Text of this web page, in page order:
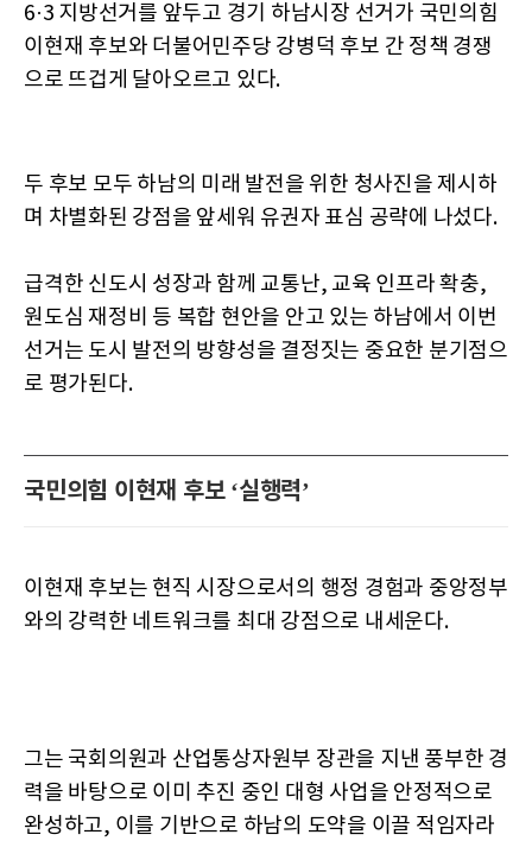
6·3 지방선거를 앞두고 경기 하남시장 선거가 국민의힘
이현재 후보와 더불어민주당 강병덕 후보 간 정책 경쟁
으로 뜨겁게 달아오르고 있다.
두 후보 모두 하남의 미래 발전을 위한 청사진을 제시하
며 차별화된 강점을 앞세워 유권자 표심 공략에 나섰다.
급격한 신도시 성장과 함께 교통난, 교육 인프라 확충,
원도심 재정비 등 복합 현안을 안고 있는 하남에서 이번
선거는 도시 발전의 방향성을 결정짓는 중요한 분기점으
로 평가된다.
국민의힘 이현재 후보 ‘실행력’
이현재 후보는 현직 시장으로서의 행정 경험과 중앙정부
와의 강력한 네트워크를 최대 강점으로 내세운다.
그는 국회의원과 산업통상자원부 장관을 지낸 풍부한 경
력을 바탕으로 이미 추진 중인 대형 사업을 안정적으로
완성하고, 이를 기반으로 하남의 도약을 이끌 적임자라